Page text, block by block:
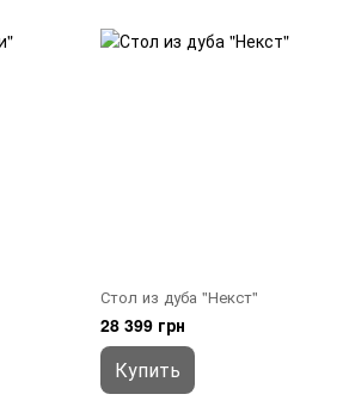
Стол из дуба "Некст"
28 399 грн
Купить